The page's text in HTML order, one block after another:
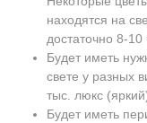
находятся на
достаточно 8-10
Будет иметь
свете у разных
тыс. люкс
Будет иметь